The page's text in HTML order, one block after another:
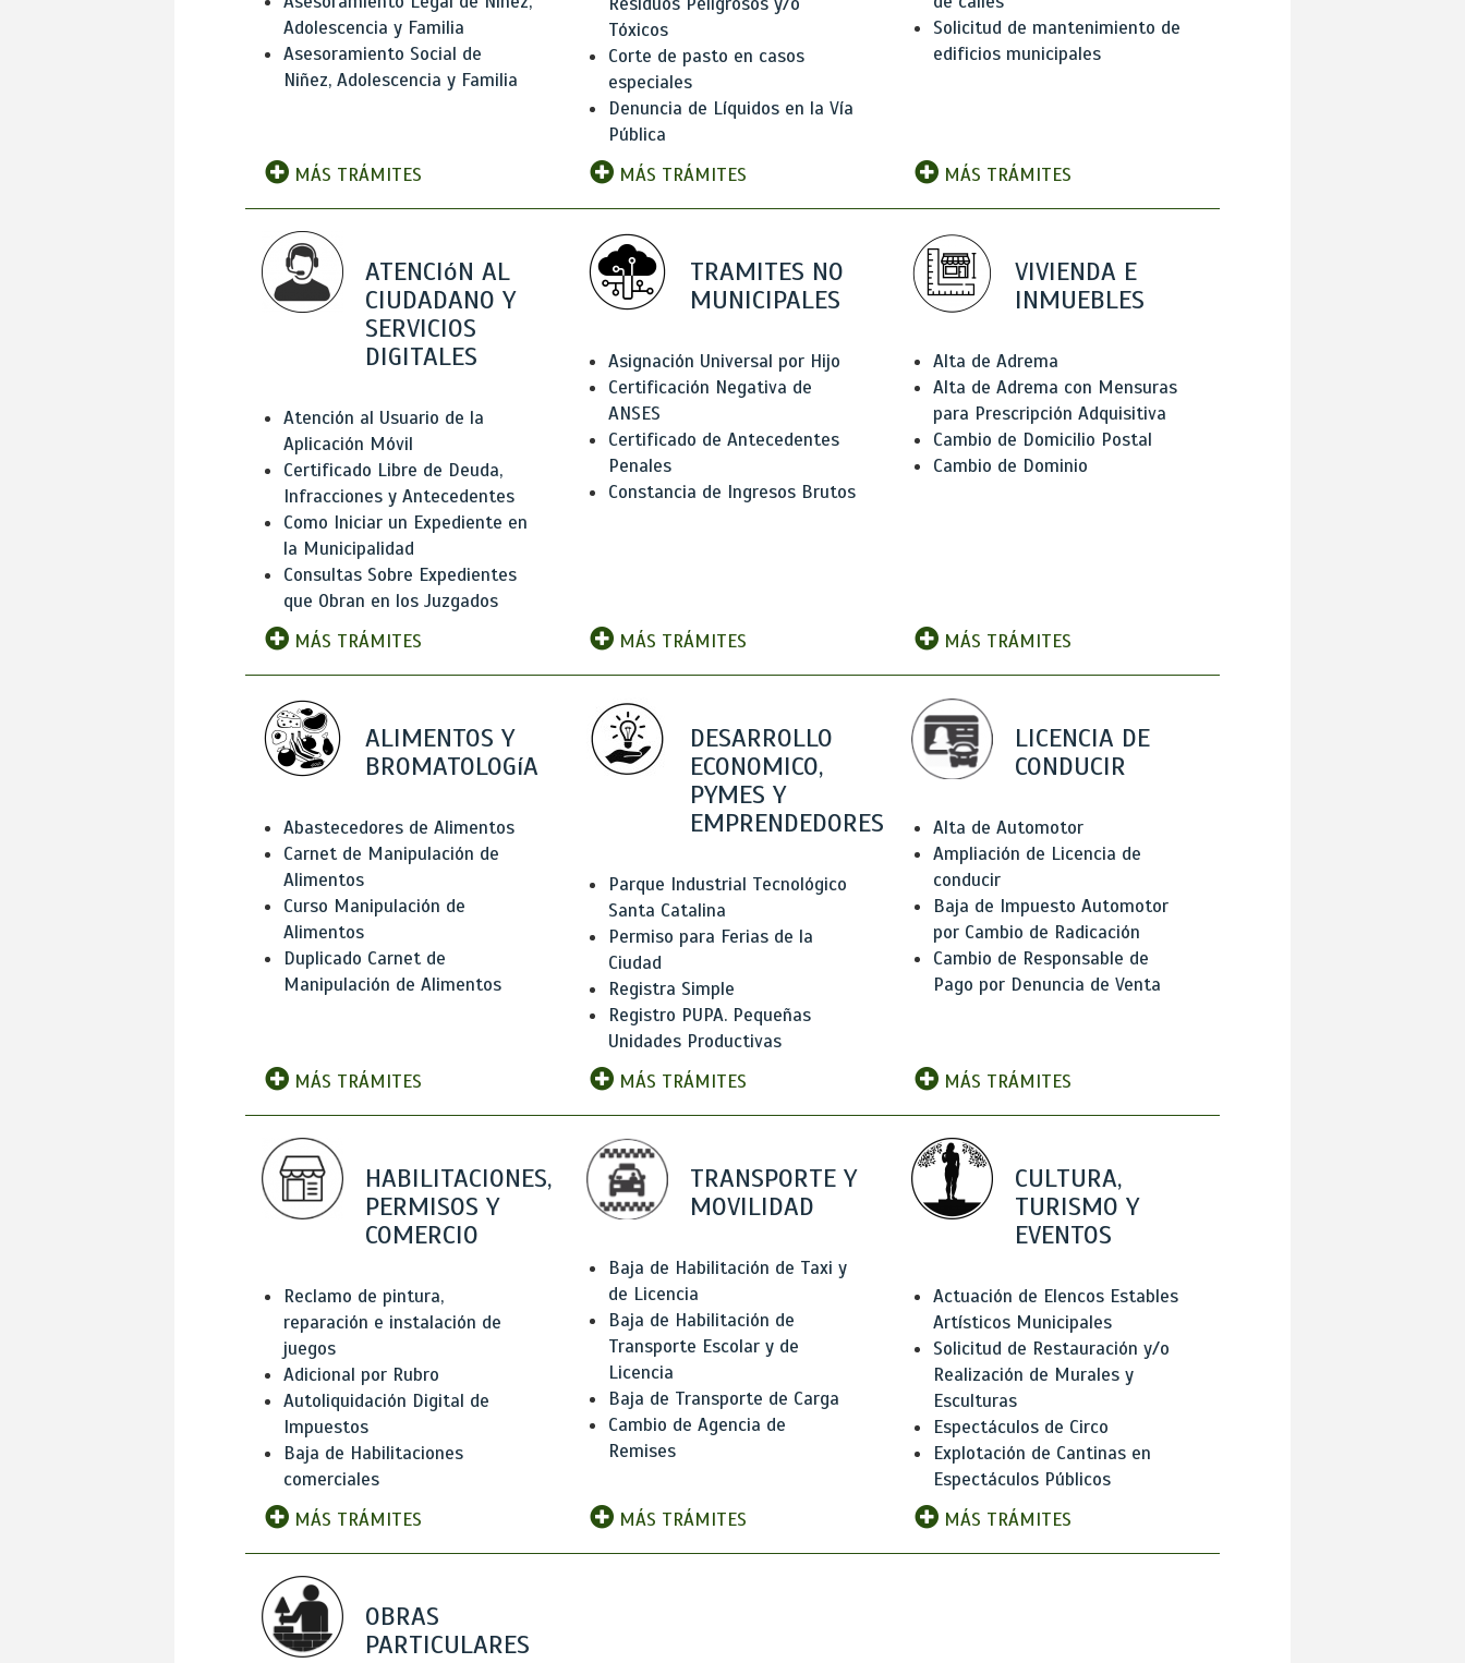
Adolescencia y Familia
Asesoramiento Social de
Niñez, Adolescencia y Familia
MÁS TRÁMITES
Tóxicos
Corte de pasto en casos
especiales
Denuncia de Líquidos en la Vía
Pública
MÁS TRÁMITES
Solicitud de mantenimiento de
edificios municipales
MÁS TRÁMITES
ATENCIóN AL
CIUDADANO Y
SERVICIOS
DIGITALES
Atención al Usuario de la
Aplicación Móvil
Certificado Libre de Deuda,
Infracciones y Antecedentes
Como Iniciar un Expediente en
la Municipalidad
Consultas Sobre Expedientes
que Obran en los Juzgados
MÁS TRÁMITES
TRAMITES NO
MUNICIPALES
Asignación Universal por Hijo
Certificación Negativa de
ANSES
Certificado de Antecedentes
Penales
Constancia de Ingresos Brutos
MÁS TRÁMITES
VIVIENDA E
INMUEBLES
Alta de Adrema
Alta de Adrema con Mensuras
para Prescripción Adquisitiva
Cambio de Domicilio Postal
Cambio de Dominio
MÁS TRÁMITES
ALIMENTOS Y
BROMATOLOGíA
Abastecedores de Alimentos
Carnet de Manipulación de
Alimentos
Curso Manipulación de
Alimentos
Duplicado Carnet de
Manipulación de Alimentos
MÁS TRÁMITES
DESARROLLO
ECONOMICO,
PYMES Y
EMPRENDEDORES
Parque Industrial Tecnológico
Santa Catalina
Permiso para Ferias de la
Ciudad
Registra Simple
Registro PUPA. Pequeñas
Unidades Productivas
MÁS TRÁMITES
LICENCIA DE
CONDUCIR
Alta de Automotor
Ampliación de Licencia de
conducir
Baja de Impuesto Automotor
por Cambio de Radicación
Cambio de Responsable de
Pago por Denuncia de Venta
MÁS TRÁMITES
HABILITACIONES,
PERMISOS Y
COMERCIO
Reclamo de pintura,
reparación e instalación de
juegos
Adicional por Rubro
Autoliquidación Digital de
Impuestos
Baja de Habilitaciones
comerciales
MÁS TRÁMITES
TRANSPORTE Y
MOVILIDAD
Baja de Habilitación de Taxi y
de Licencia
Baja de Habilitación de
Transporte Escolar y de
Licencia
Baja de Transporte de Carga
Cambio de Agencia de
Remises
MÁS TRÁMITES
CULTURA,
TURISMO Y
EVENTOS
Actuación de Elencos Estables
Artísticos Municipales
Solicitud de Restauración y/o
Realización de Murales y
Esculturas
Espectáculos de Circo
Explotación de Cantinas en
Espectáculos Públicos
MÁS TRÁMITES
OBRAS
PARTICULARES